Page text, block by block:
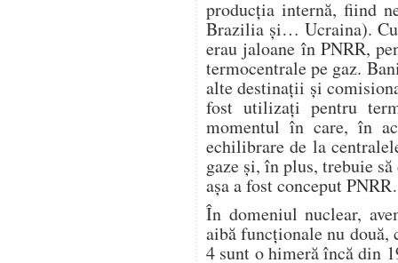
producția internă, fiind
Brazilia și… Ucraina).
erau jaloane în PNRR,
termocentrale pe gaz.
alte destinații și
fost utilizați pentru
momentul în care, în
echilibrare de la
gaze și, în plus, trebuie
așa a fost conceput
În domeniul nuclear,
aibă funcționale nu două,
4 sunt o himeră încă din